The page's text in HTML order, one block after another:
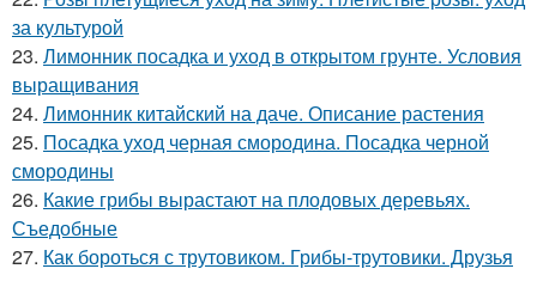
за культурой
23. Лимонник посадка и уход в открытом грунте. Условия
выращивания
24. Лимонник китайский на даче. Описание растения
25. Посадка уход черная смородина. Посадка черной
смородины
26. Какие грибы вырастают на плодовых деревьях.
Съедобные
27. Как бороться с трутовиком. Грибы-трутовики. Друзья